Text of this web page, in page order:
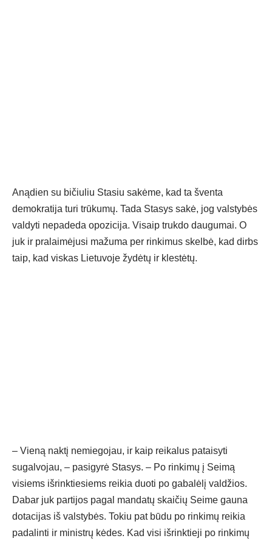
Anądien su bičiuliu Stasiu sakėme, kad ta šventa
demokratija turi trūkumų. Tada Stasys sakė, jog valstybės
valdyti nepadeda opozicija. Visaip trukdo daugumai. O
juk ir pralaimėjusi mažuma per rinkimus skelbė, kad dirbs
taip, kad viskas Lietuvoje žydėtų ir klestėtų.
– Vieną naktį nemiegojau, ir kaip reikalus pataisyti
sugalvojau, – pasigyrė Stasys. – Po rinkimų į Seimą
visiems išrinktiesiems reikia duoti po gabalėlį valdžios.
Dabar juk partijos pagal mandatų skaičių Seime gauna
dotacijas iš valstybės. Tokiu pat būdu po rinkimų reikia
padalinti ir ministrų kėdes. Kad visi išrinktieji po rinkimų